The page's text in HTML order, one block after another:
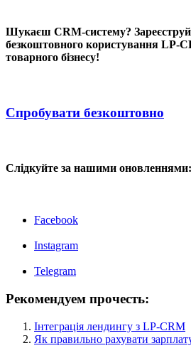
Шукаєш CRM-систему?
безкоштовного користування
товарного бізнесу!
Спробувати безкоштовно
Слідкуйте за нашими оновленнями:
Facebook
Instagram
Telegram
Рекомендуем прочесть:
Інтеграція лендингу з LP-CRM
Як правильно рахувати